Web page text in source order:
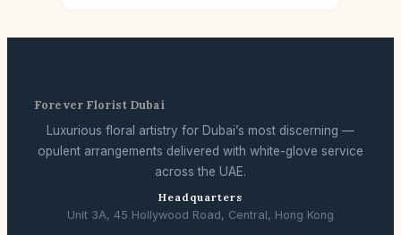
Forever Florist Dubai
Luxurious floral artistry for Dubai’s most discerning —
opulent arrangements delivered with white-glove service
across the UAE.
Headquarters
Unit 3A, 45 Hollywood Road, Central, Hong Kong